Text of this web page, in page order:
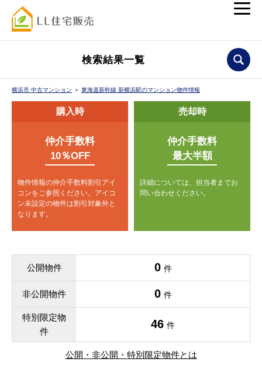
検索結果一覧
横浜市 中古マンション ＞ 東海道新幹線 新横浜駅のマンション物件情報
購入時
仲介手数料
10％OFF
物件情報の仲介手数料割引アイ
コンをご参照ください。 アイコ
ン未設定の物件は割引対象外と
なります。
売却時
仲介手数料
最大半額
詳細については、担当者までお
問い合わせください。
公開物件 0 件
非公開物件 0 件
特別限定物
件
46 件
公開・非公開・特別限定物件とは